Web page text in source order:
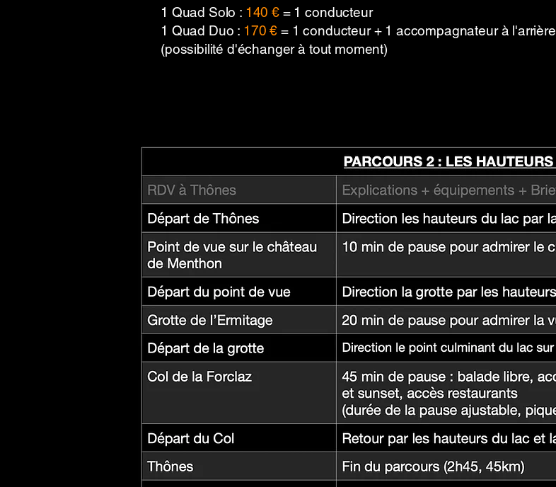
1 Quad Solo : 140 €= 1 conducteur
1 Quad Duo : 170 € = 1 conducteur + 1 accompagnateur à l'arrière
(possibilité d'échanger à tout moment)